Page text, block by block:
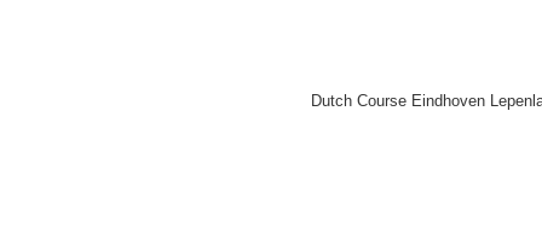
Dutch Course Eindhoven